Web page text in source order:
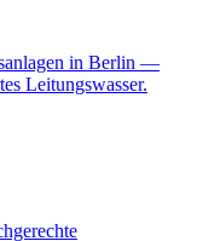
in Berlin —
Leitungswasser.